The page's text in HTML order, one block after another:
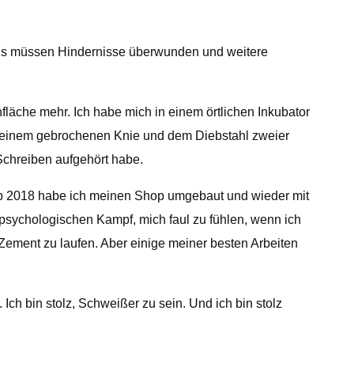
müssen Hindernisse überwunden und weitere
mehr. Ich habe mich in einem örtlichen Inkubator
gebrochenen Knie und dem Diebstahl zweier
aufgehört habe.
habe ich meinen Shop umgebaut und wieder mit
Kampf, mich faul zu fühlen, wenn ich
zu laufen. Aber einige meiner besten Arbeiten
Ich bin stolz, Schweißer zu sein. Und ich bin stolz